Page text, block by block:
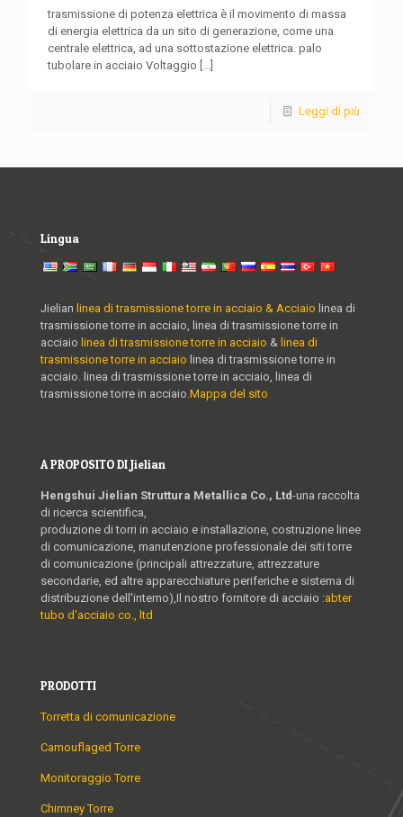
trasmissione di potenza elettrica è il movimento di massa
di energia elettrica da un sito di generazione, come una
centrale elettrica, ad una sottostazione elettrica. palo
tubolare in acciaio Voltaggio [...]
Leggi di più
Lingua
Jielian linea di trasmissione torre in acciaio & Acciaio linea di
trasmissione torre in acciaio, linea di trasmissione torre in
acciaio linea di trasmissione torre in acciaio & linea di
trasmissione torre in acciaio linea di trasmissione torre in
acciaio. linea di trasmissione torre in acciaio, linea di
trasmissione torre in acciaio.Mappa del sito
A PROPOSITO DI Jielian
Hengshui Jielian Struttura Metallica Co., Ltd-una raccolta
di ricerca scientifica,
produzione di torri in acciaio e installazione, costruzione linee
di comunicazione, manutenzione professionale dei siti torre
di comunicazione (principali attrezzature, attrezzature
secondarie, ed altre apparecchiature periferiche e sistema di
distribuzione dell'interno),Il nostro fornitore di acciaio :abter
tubo d'acciaio co., ltd
PRODOTTI
Torretta di comunicazione
Camouflaged Torre
Monitoraggio Torre
Chimney Torre